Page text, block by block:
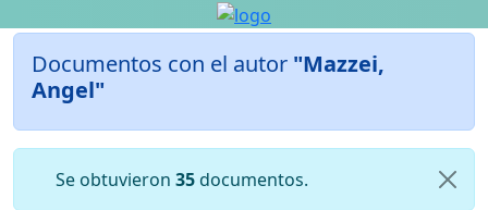
Documentos con el autor "Mazzei,
Angel"
Se obtuvieron 35documentos.